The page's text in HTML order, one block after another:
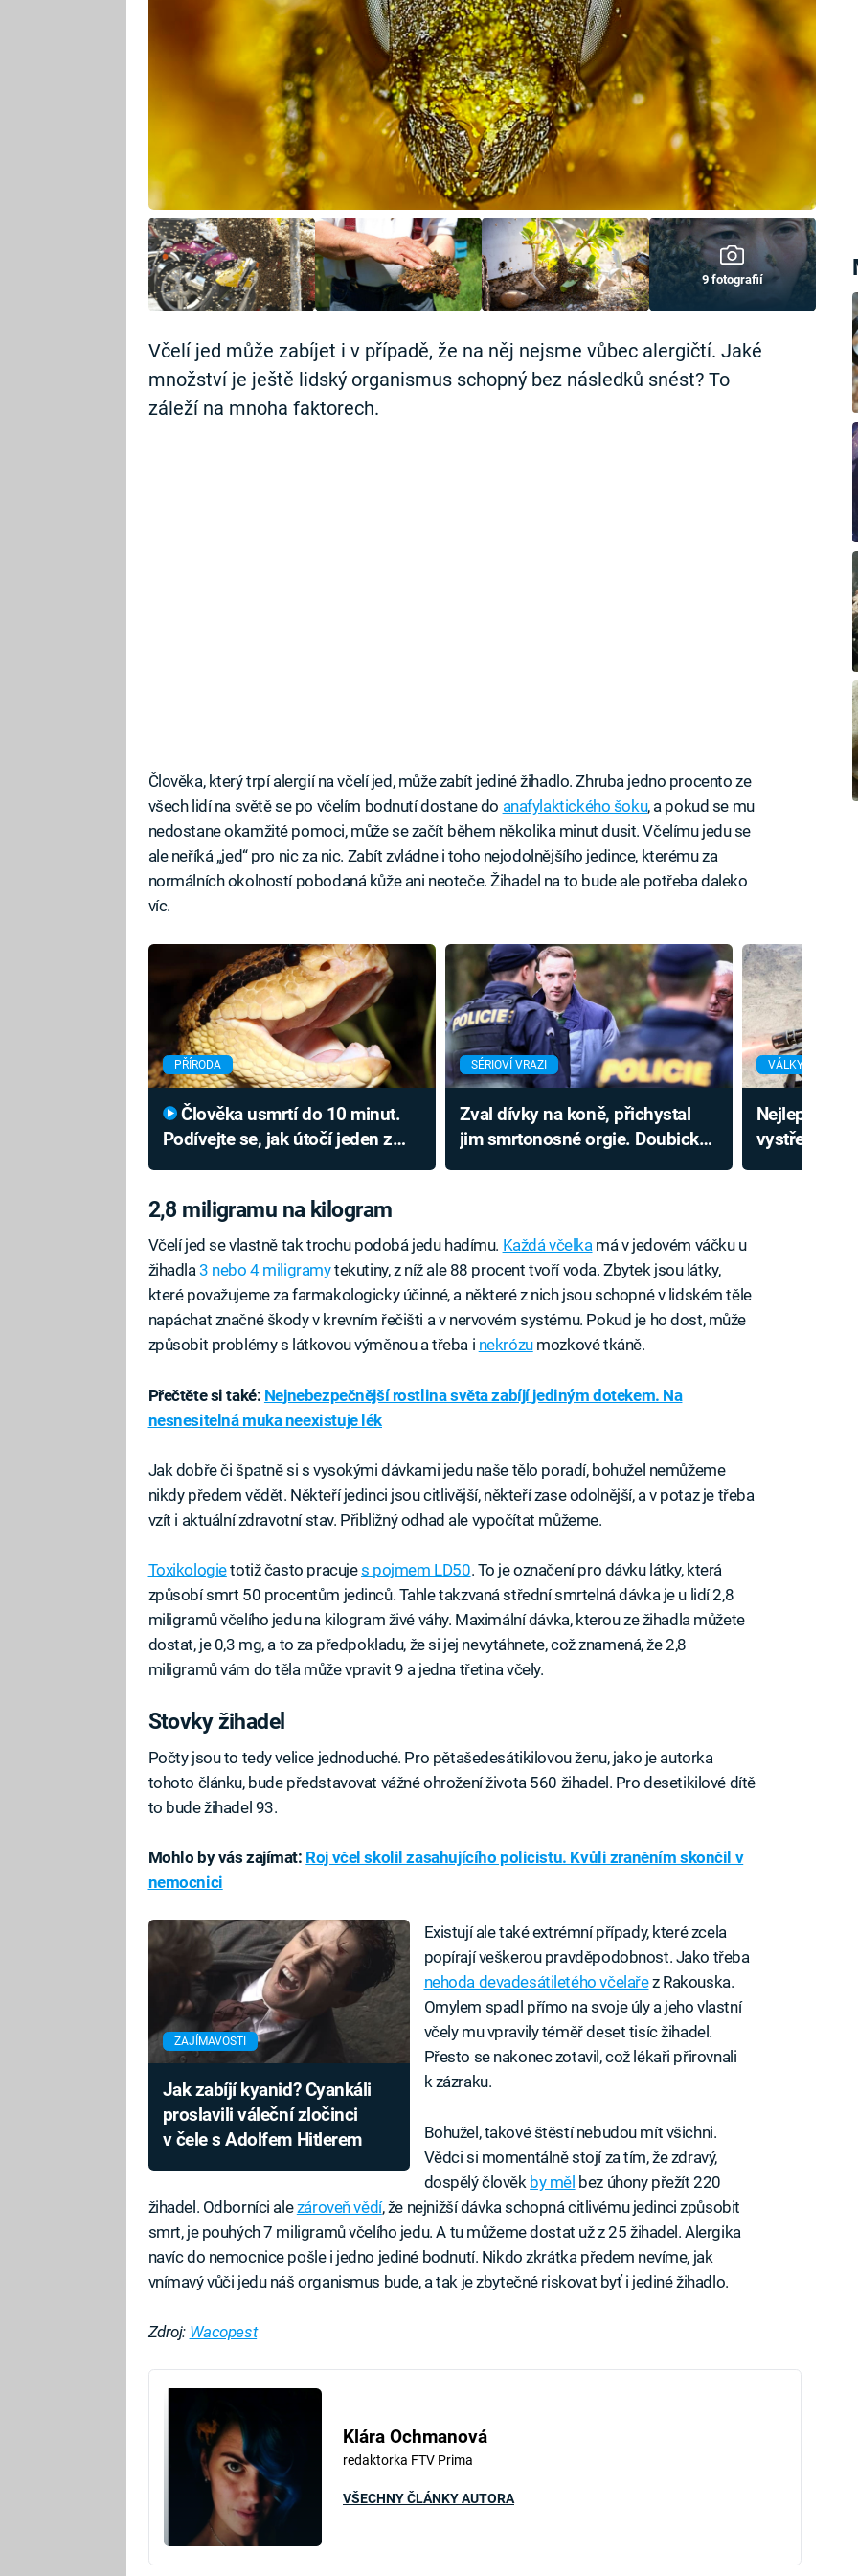
9 fotografií
Včelí jed může zabíjet i v případě, že na něj nejsme vůbec alergičtí. Jaké
množství je ještě lidský organismus schopný bez následků snést? To
záleží na mnoha faktorech.
Člověka, který trpí alergií na včelí jed, může zabít jediné žihadlo. Zhruba jedno procento ze
všech lidí na světě se po včelím bodnutí dostane do anafylaktického šoku, a pokud se mu
nedostane okamžité pomoci, může se začít během několika minut dusit. Včelímu jedu se
ale neříká „jed“ pro nic za nic. Zabít zvládne i toho nejodolnějšího jedince, kterému za
normálních okolností pobodaná kůže ani neoteče. Žihadel na to bude ale potřeba daleko
víc.
PŘÍRODA
Člověka usmrtí do 10 minut.
Podívejte se, jak útočí jeden z
SÉRIOVÍ VRAZI
Zval dívky na koně, přichystal
jim smrtonosné orgie. Doubický
VÁLKY
Nejlepší
vystřelí i 110
2,8 miligramu na kilogram
Včelí jed se vlastně tak trochu podobá jedu hadímu. Každá včelkamá v jedovém váčku u
žihadla3 nebo 4 miligramytekutiny, z níž ale 88 procent tvoří voda. Zbytek jsou látky,
které považujeme za farmakologicky účinné, a některé z nich jsou schopné v lidském těle
napáchat značné škody v krevním řečišti a v nervovém systému. Pokud je ho dost, může
způsobit problémy s látkovou výměnou a třeba i nekrózumozkové tkáně.
Přečtěte si také: Nejnebezpečnější rostlina světa zabíjí jediným dotekem. Na
nesnesitelná muka neexistuje lék
Jak dobře či špatně si s vysokými dávkami jedu naše tělo poradí, bohužel nemůžeme
nikdy předem vědět. Někteří jedinci jsou citlivější, někteří zase odolnější, a v potaz je třeba
vzít i aktuální zdravotní stav. Přibližný odhad ale vypočítat můžeme.
Toxikologietotiž často pracujes pojmem LD50. To je označení pro dávku látky, která
způsobí smrt 50 procentům jedinců. Tahle takzvaná střední smrtelná dávka je u lidí 2,8
miligramů včelího jedu na kilogram živé váhy. Maximální dávka, kterou ze žihadla můžete
dostat, je 0,3 mg, a to za předpokladu, že si jej nevytáhnete, což znamená, že 2,8
miligramů vám do těla může vpravit 9 a jedna třetina včely.
Stovky žihadel
Počty jsou to tedy velice jednoduché. Pro pětašedesátikilovou ženu, jako je autorka
tohoto článku, bude představovat vážné ohrožení života 560 žihadel. Pro desetikilové dítě
to bude žihadel 93.
Mohlo by vás zajímat: Roj včel skolil zasahujícího policistu. Kvůli zraněním skončil v
nemocnici
ZAJÍMAVOSTI
Jak zabíjí kyanid? Cyankáli
proslavili váleční zločinci
v čele s Adolfem Hitlerem
Existují ale také extrémní případy, které zcela
popírají veškerou pravděpodobnost. Jako třeba
nehoda devadesátiletého včelařez Rakouska.
Omylem spadl přímo na svoje úly a jeho vlastní
včely mu vpravily téměř deset tisíc žihadel.
Přesto se nakonec zotavil, což lékaři přirovnali
k zázraku.
Bohužel, takové štěstí nebudou mít všichni.
Vědci si momentálně stojí za tím, že zdravý,
dospělý člověk by měl bez úhony přežít 220
žihadel. Odborníci alezároveň vědí, že nejnižší dávka schopná citlivému jedinci způsobit
smrt, je pouhých 7 miligramů včelího jedu. A tu můžeme dostat už z 25 žihadel. Alergika
navíc do nemocnice pošle i jedno jediné bodnutí. Nikdo zkrátka předem nevíme, jak
vnímavý vůči jedu náš organismus bude, a tak je zbytečné riskovat byť i jediné žihadlo.
Zdroj: Wacopest
Klára Ochmanová
redaktorka FTV Prima
VŠECHNY ČLÁNKY AUTORA